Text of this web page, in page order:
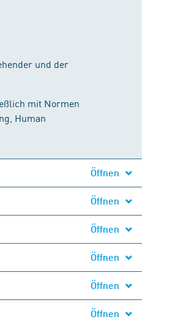
und der
mit Normen
Human
Öffnen
Öffnen
Öffnen
Öffnen
Öffnen
Öffnen